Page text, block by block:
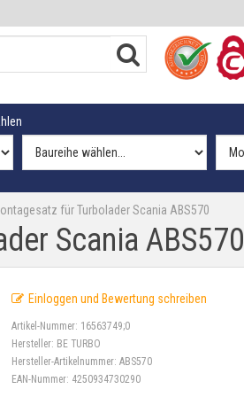
für Turbolader Scania ABS570
Scania ABS570
Einloggen und Bewertung schreiben
Artikel-Nummer: 16563749;0
Hersteller: BE TURBO
Hersteller-Artikelnummer:ABS570
EAN-Nummer: 4250934730290